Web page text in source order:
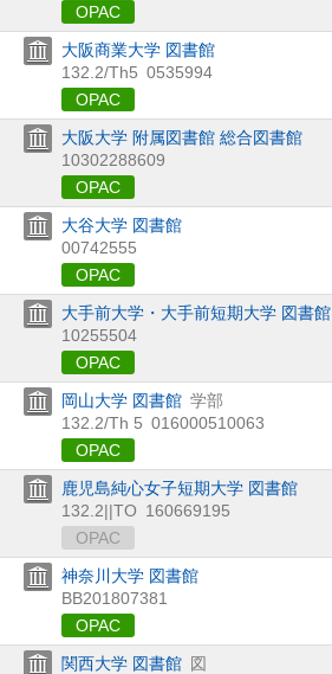
OPAC
大阪商業大学 図書館
132.2/Th5 0535994
OPAC
大阪大学 附属図書館 総合図書館
10302288609
OPAC
大谷大学 図書館
00742555
OPAC
大手前大学・大手前短期大学 図書館
10255504
OPAC
岡山大学 図書館 学部
132.2/Th 5 016000510063
OPAC
鹿児島純心女子短期大学 図書館
132.2||TO 160669195
OPAC
神奈川大学 図書館
BB201807381
OPAC
関西大学 図書館 図